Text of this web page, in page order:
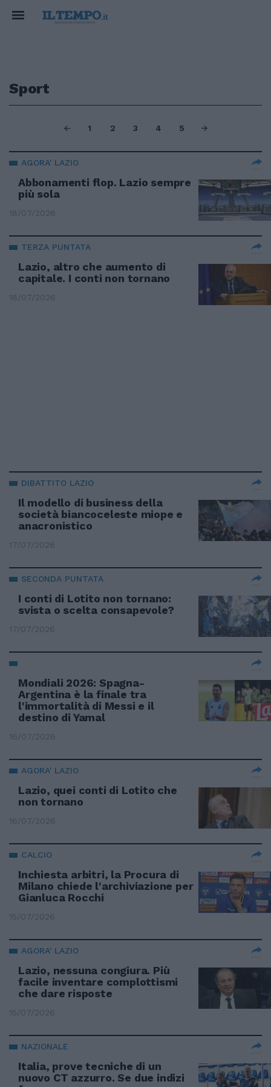
Sport
1 2 3 4 5
AGORA' LAZIO
Abbonamenti flop. Lazio sempre
più sola
18/07/2026
TERZA PUNTATA
Lazio, altro che aumento di
capitale. I conti non tornano
18/07/2026
DIBATTITO LAZIO
Il modello di business della
società biancoceleste miope e
anacronistico
17/07/2026
SECONDA PUNTATA
I conti di Lotito non tornano:
svista o scelta consapevole?
17/07/2026
Mondiali 2026: Spagna-
Argentina è la finale tra
l'immortalità di Messi e il
destino di Yamal
16/07/2026
AGORA' LAZIO
Lazio, quei conti di Lotito che
non tornano
16/07/2026
CALCIO
Inchiesta arbitri, la Procura di
Milano chiede l'archiviazione per
Gianluca Rocchi
15/07/2026
AGORA' LAZIO
Lazio, nessuna congiura. Più
facile inventare complottismi
che dare risposte
15/07/2026
NAZIONALE
Italia, prove tecniche di un
nuovo CT azzurro. Se due indizi